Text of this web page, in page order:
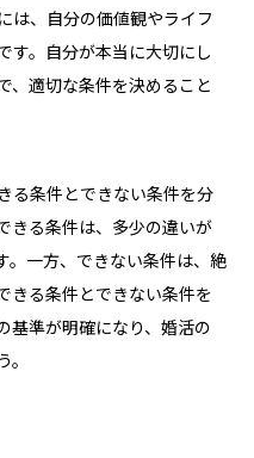
は、自分の価値観やライフ
す。自分が本当に大切にし
、適切な条件を決めること
る条件とできない条件を分
きる条件は、多少の違いが
。一方、できない条件は、絶
きる条件とできない条件を
基準が明確になり、婚活の
。